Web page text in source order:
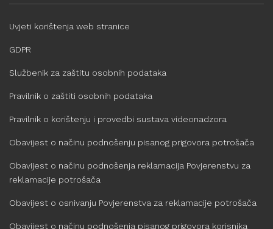
Uvjeti korištenja web stranice
GDPR
Službenik za zaštitu osobnih podataka
Pravilnik o zaštiti osobnih podataka
Pravilnik o korištenju i provedbi sustava videonadzora
Obavijest o načinu podnošenju pisanog prigovora potrošača
Obavijest o načinu podnošenja reklamacija Povjerenstvu za
reklamacije potrošača
Obavijest o osnivanju Povjerenstva za reklamacije potrošača
Obavijest o načinu podnošenja pisanog prigovora korisnika